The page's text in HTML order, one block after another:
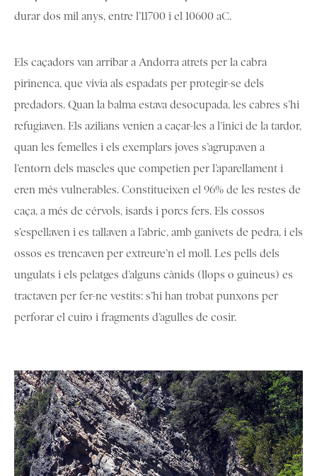
durar dos mil anys, entre l’11700 i el 10600 aC.
Els caçadors van arribar a Andorra atrets per la cabra
pirinenca, que vivia als espadats per protegir-se dels
predadors. Quan la balma estava desocupada, les cabres s’hi
refugiaven. Els azilians venien a caçar-les a l’inici de la tardor,
quan les femelles i els exemplars joves s’agrupaven a
l’entorn dels mascles que competien per l’aparellament i
eren més vulnerables. Constitueixen el 96% de les restes de
caça, a més de cérvols, isards i porcs fers. Els cossos
s’espellaven i es tallaven a l’abric, amb ganivets de pedra, i els
ossos es trencaven per extreure’n el moll. Les pells dels
ungulats i els pelatges d’alguns cànids (llops o guineus) es
tractaven per fer-ne vestits: s’hi han trobat punxons per
perforar el cuiro i fragments d’agulles de cosir.